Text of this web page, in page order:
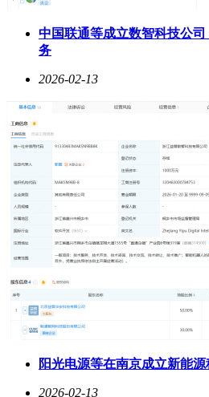
中国联通等成立数智科技公
务
2026-02-13
阳光电源等在南京成立新能源
2026-02-13